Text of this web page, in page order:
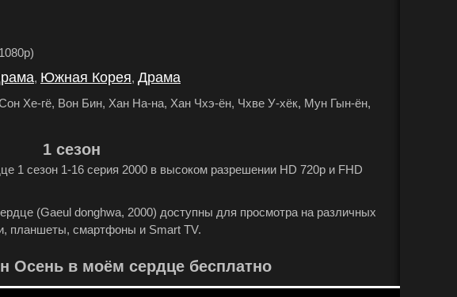
, Южная Корея, Драма
Хе-гё, Вон Бин, Хан На-на, Хан Чхэ-ён, Чхве У-хёк, Мун Гын-ён,
1 сезон
1 сезон 1-16 серия 2000 в высоком разрешении HD 720p и FHD
(Gaeul donghwa, 2000) доступны для просмотра на различных
планшеты, смартфоны и Smart TV.
Осень в моём сердце бесплатно